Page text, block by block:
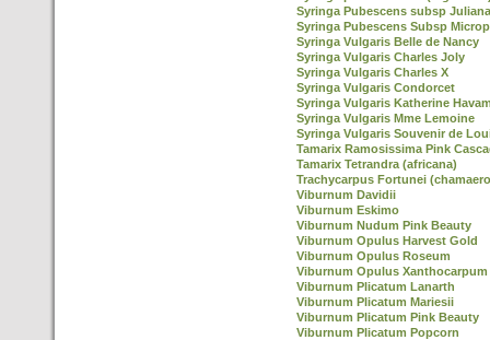
Syringa Pubescens subsp
Syringa Pubescens Subsp
Syringa Vulgaris Belle de Nancy
Syringa Vulgaris Charles Joly
Syringa Vulgaris Charles X
Syringa Vulgaris Condorcet
Syringa Vulgaris Katherine
Syringa Vulgaris Mme Lemoine
Syringa Vulgaris Souvenir de
Tamarix Ramosissima Pink
Tamarix Tetrandra (africana)
Trachycarpus Fortunei
Viburnum Davidii
Viburnum Eskimo
Viburnum Nudum Pink Beauty
Viburnum Opulus Harvest Gold
Viburnum Opulus Roseum
Viburnum Opulus Xanthocarpum
Viburnum Plicatum Lanarth
Viburnum Plicatum Mariesii
Viburnum Plicatum Pink Beauty
Viburnum Plicatum Popcorn